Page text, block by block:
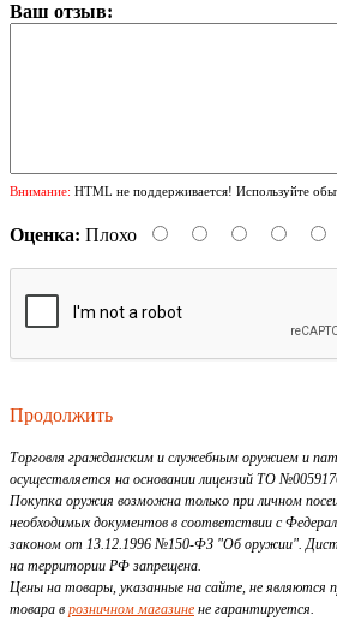
Ваш отзыв:
Внимание: HTML не поддерживается! Используйте
Оценка: Плохо
Продолжить
Торговля гражданским и служебным оружием и
осуществляется на основании лицензий ТО
Покупка оружия возможна только при личном
необходимых документов в соответствии с
законом от 13.12.1996 №150-ФЗ "Об оружии".
на территории РФ запрещена.
Цены на товары, указанные на сайте, не являются
товара в розничном магазине не гарантируется.